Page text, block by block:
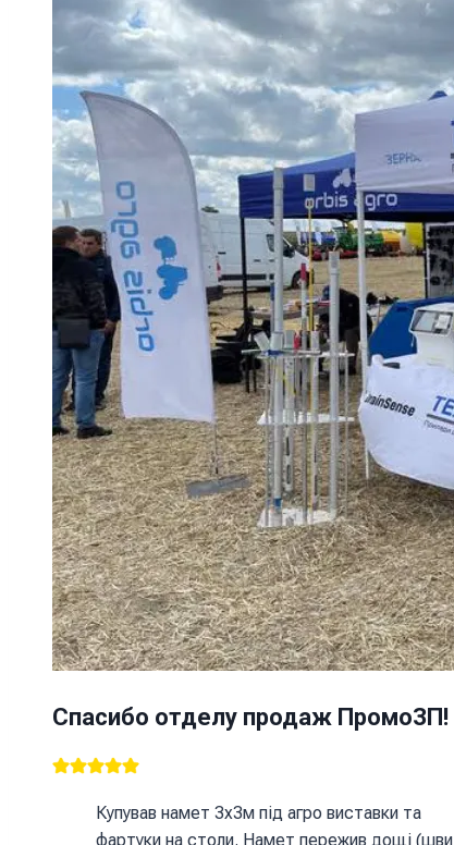
Спасибо отделу продаж ПромоЗП!
Купував намет 3х3м під агро виставки та
фартуки на столи. Намет пережив дощі (шви